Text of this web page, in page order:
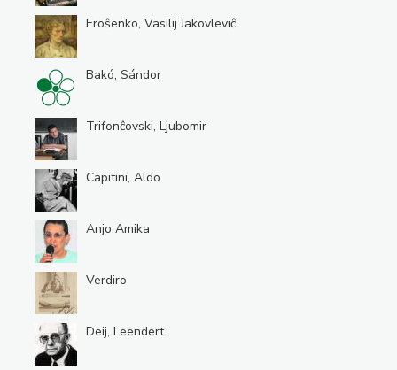
Eroŝenko, Vasilij Jakovleviĉ
Bakó, Sándor
Trifonĉovski, Ljubomir
Capitini, Aldo
Anjo Amika
Verdiro
Deij, Leendert